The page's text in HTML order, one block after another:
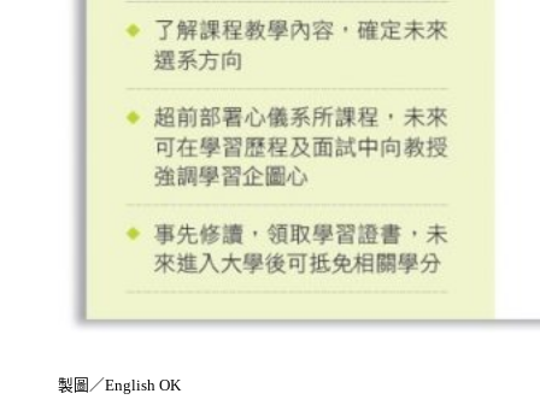
製圖／English OK